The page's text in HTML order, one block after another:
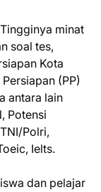
minat
soal tes,
Kota
(PP)
antara lain
Potensi
Polri,
Ielts.
dan pelajar